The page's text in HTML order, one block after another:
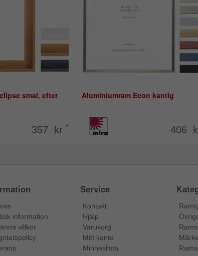
smal, efter
357 kr *
Aluminiumram Econ kantig
406
information
villkor
Service
Kontakt
Hjälp
Varukorg
Mitt konto
Minneslista